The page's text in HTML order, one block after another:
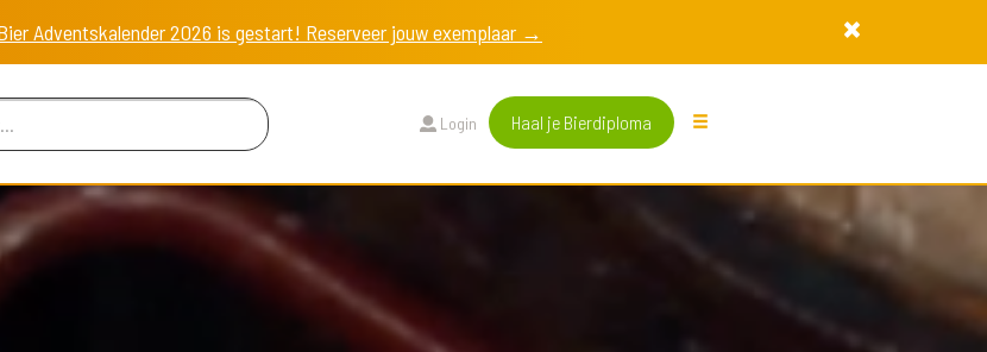
Adventskalender 2026 is gestart! Reserveer jouw exemplaar →
Login Haal je Bierdiploma